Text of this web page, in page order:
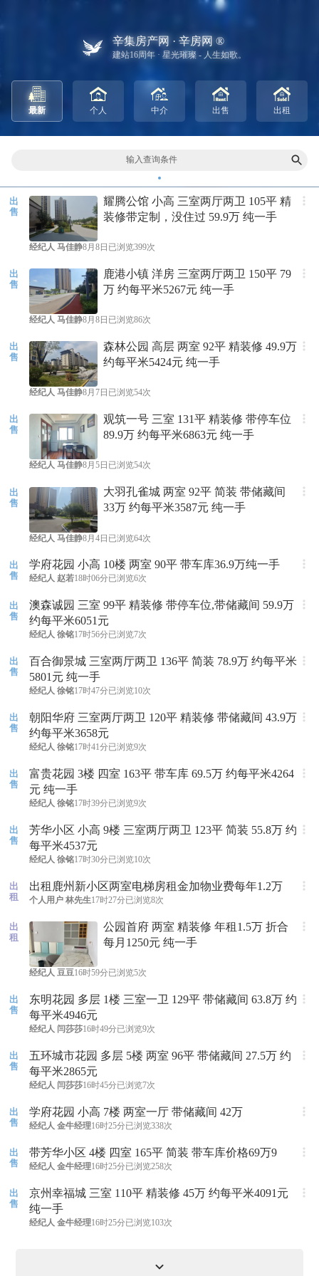
辛集房产网 · 辛房网 ®
建站16周年 · 星光璀璨 - 人生如歌。
最新 个人 中介 出售 出租
输入查询条件
出
售
耀腾公馆 小高 三室两厅两卫 105平 精
装修带定制，没住过 59.9万 纯一手
经纪人 马佳静8月8日 已浏览399次
出
售
鹿港小镇 洋房 三室两厅两卫 150平 79
万 约每平米5267元 纯一手
经纪人 马佳静8月8日 已浏览86次
出
售
森林公园 高层 两室 92平 精装修 49.9万
约每平米5424元 纯一手
经纪人 马佳静8月7日 已浏览54次
出
售
观筑一号 三室 131平 精装修 带停车位
89.9万 约每平米6863元 纯一手
经纪人 马佳静8月5日 已浏览54次
出
售
大羽孔雀城 两室 92平 简装 带储藏间
33万 约每平米3587元 纯一手
经纪人 马佳静8月4日 已浏览64次
出
售
学府花园 小高 10楼 两室 90平 带车库36.9万纯一手
经纪人 赵若18时06分已浏览6次
出
售
澳森诚园 三室 99平 精装修 带停车位,带储藏间 59.9万
约每平米6051元
经纪人 徐铭17时56分已浏览7次
出
售
百合御景城 三室两厅两卫 136平 简装 78.9万 约每平米
5801元 纯一手
经纪人 徐铭17时47分已浏览10次
出
售
朝阳华府 三室两厅两卫 120平 精装修 带储藏间 43.9万
约每平米3658元
经纪人 徐铭17时41分已浏览9次
出
售
富贵花园 3楼 四室 163平 带车库 69.5万 约每平米4264
元 纯一手
经纪人 徐铭17时39分已浏览9次
出
售
芳华小区 小高 9楼 三室两厅两卫 123平 简装 55.8万 约
每平米4537元
经纪人 徐铭17时30分已浏览10次
出
租
出租鹿州新小区两室电梯房租金加物业费每年1.2万
个人用户 林先生17时27分已浏览8次
出
租
公园首府 两室 精装修 年租1.5万 折合
每月1250元 纯一手
经纪人 豆豆16时59分已浏览5次
出
售
东明花园 多层 1楼 三室一卫 129平 带储藏间 63.8万 约
每平米4946元
经纪人 闫莎莎16时49分已浏览9次
出
售
五环城市花园 多层 5楼 两室 96平 带储藏间 27.5万 约
每平米2865元
经纪人 闫莎莎16时45分已浏览7次
出
售
学府花园 小高 7楼 两室一厅 带储藏间 42万
经纪人 金牛经理16时25分已浏览338次
出
售
带芳华小区 4楼 四室 165平 简装 带车库价格69万9
经纪人 金牛经理16时25分已浏览258次
出
售
京州幸福城 三室 110平 精装修 45万 约每平米4091元
纯一手
经纪人 金牛经理16时25分已浏览103次